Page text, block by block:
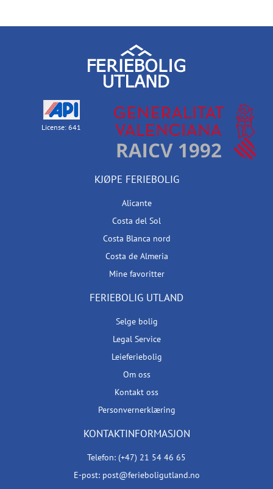
License: 641
KJØPE FERIEBOLIG
Alicante
Costa del Sol
Costa Blanca nord
Costa de Almeria
Mine favoritter
FERIEBOLIG UTLAND
Selge bolig
Legal Service
Leieferiebolig
Om oss
Kontakt oss
Personvernerklæring
KONTAKTINFORMASJON
Telefon: (+47) 21 54 46 65
E-post: post@ferieboligutland.no